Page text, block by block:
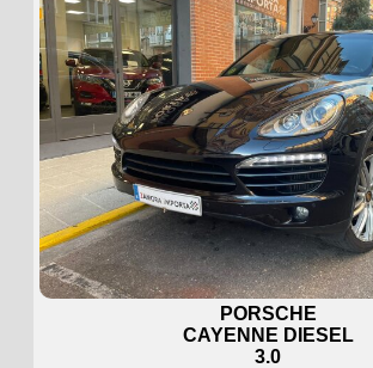
PORSCHE
CAYENNE DIESEL
3.0